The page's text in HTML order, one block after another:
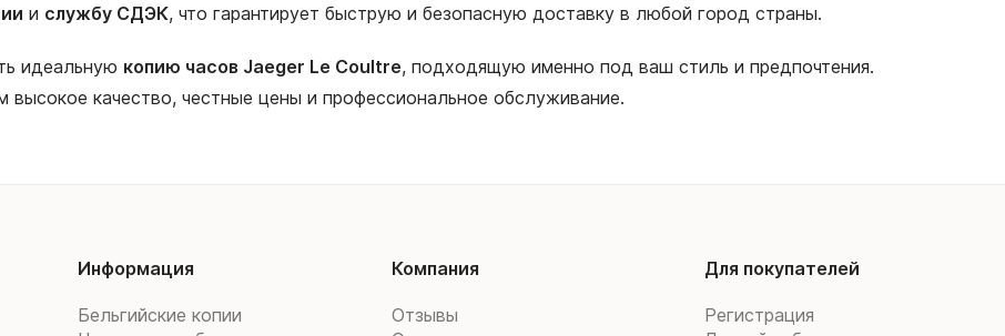
и службу СДЭК, что гарантирует быструю и безопасную доставку в любой город страны.
идеальную копию часов Jaeger Le Coultre, подходящую именно под ваш стиль и предпочтения.
качество, честные цены и профессиональное обслуживание.
Информация
Бельгийские копии
Компания
Отзывы
Для покупателей
Регистрация